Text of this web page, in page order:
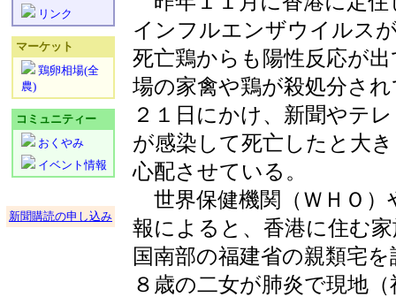
リンク
マーケット
鶏卵相場(全
農)
コミュニティー
おくやみ
イベント情報
新聞購読の申し込み
インフルエンザウイルス
死亡鶏からも陽性反応が
場の家禽や鶏が殺処分さ
２１日にかけ、新聞やテ
が感染して死亡したと大
心配させている。
世界保健機関（ＷＨＯ）
報によると、香港に住む
国南部の福建省の親類宅
８歳の二女が肺炎で現地